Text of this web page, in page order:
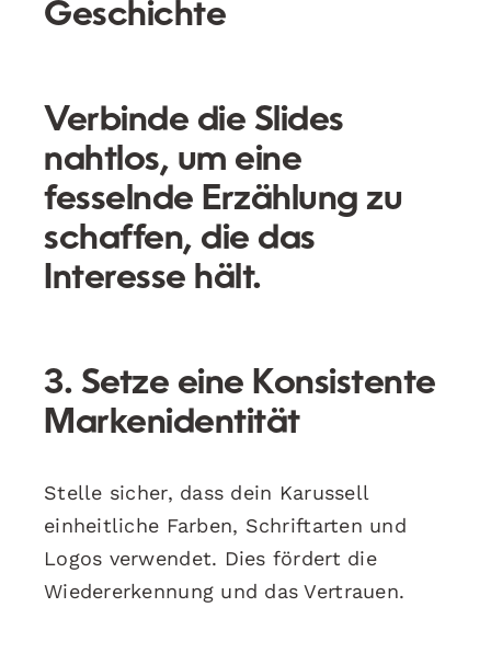
Geschichte
Verbinde die Slides
nahtlos, um eine
fesselnde Erzählung zu
schaffen, die das
Interesse hält.
3. Setze eine Konsistente
Markenidentität
Stelle sicher, dass dein Karussell
einheitliche Farben, Schriftarten und
Logos verwendet. Dies fördert die
Wiedererkennung und das Vertrauen.